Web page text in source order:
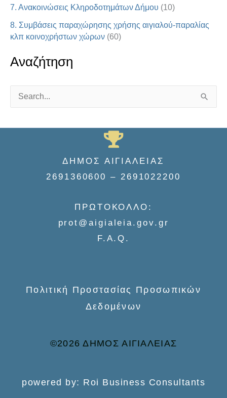
7. Ανακοινώσεις Κληροδοτημάτων Δήμου (10)
8. Συμβάσεις παραχώρησης χρήσης αιγιαλού-παραλίας
κλπ κοινοχρήστων χώρων (60)
Αναζήτηση
a
ΔΗΜΟΣ ΑΙΓΙΑΛΕΙΑΣ
2691360600 – 2691022200
ΠΡΩΤΟΚΟΛΛΟ:
prot@aigialeia.gov.gr
F.A.Q.
Πολιτική Προστασίας Προσωπικών
Δεδομένων
©2026 ΔΗΜΟΣ ΑΙΓΙΑΛΕΙΑΣ
powered by: Roi Business Consultants